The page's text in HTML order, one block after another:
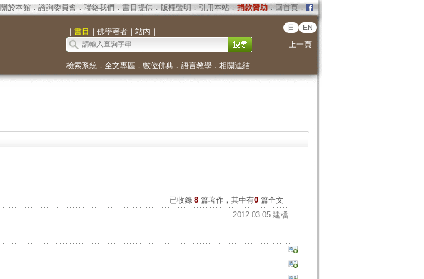
關於本館． 諮詢委員會． 聯絡我們 ． 書目提供． 版權聲明 ． 引用本站． 捐款贊助．回首頁．
｜ 書目 ｜ 佛學著者｜ 站內 ｜ 日 EN
上一頁
檢索系統． 全文專區 ． 數位佛典． 語言教學． 相關連結
已收錄 8 篇著作，其中有0篇全文
2012.03.05 建檔